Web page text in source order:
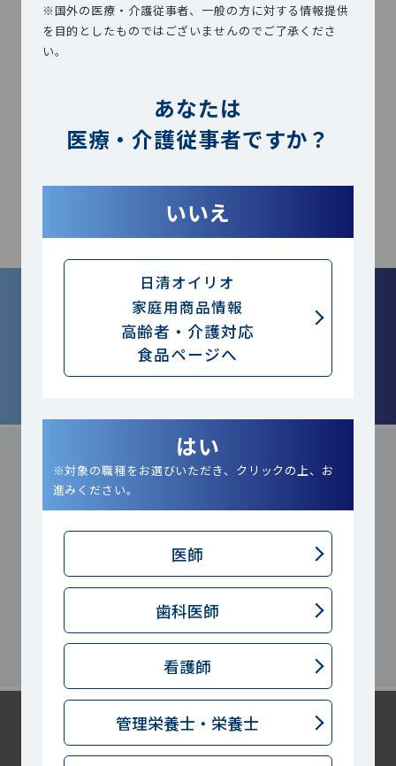
記事
PAGE TOP
ご登録いただきますと、セミナー動画やサンプル申込みな
ど限定コンテンツをご利用いただけます。
ログイン 新規会員登録
お問い合わせ
通常のお問い合わせのほか、オンライン面談や訪問面談
のお申込みも承ります。フォームより、お気軽にご連絡
ください。
お問い合わせ
※国外の医療・介護従事者、一般の方に対する情報提供
を目的としたものではございませんのでご了承くださ
い。
あなたは
医療・介護従事者ですか？
いいえ
日清オイリオ
家庭用商品情報
高齢者・介護対応
食品ページへ
はい
※対象の職種をお選びいただき、クリックの上、お
進みください。
医師
歯科医師
看護師
管理栄養士・ 栄養士